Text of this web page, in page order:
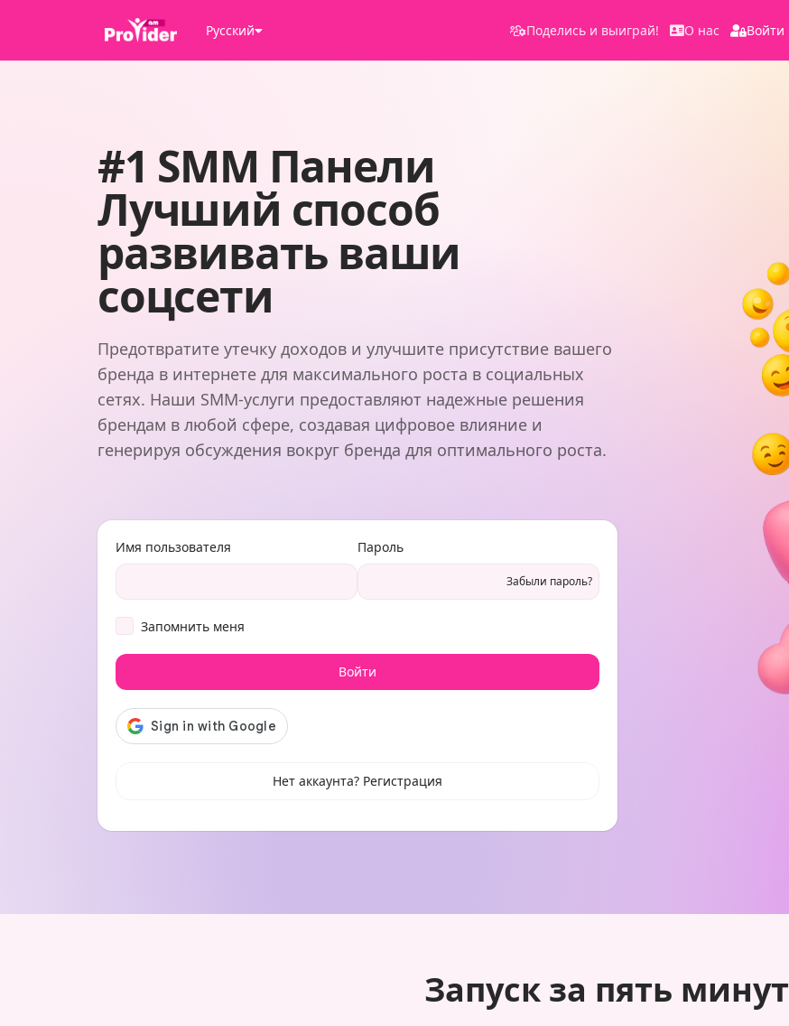
Русский Поделись и выиграй! О нас Войти
#1 SMM Панели
Лучший способ
развивать ваши
соцсети
Предотвратите утечку доходов и улучшите присутствие вашего
бренда в интернете для максимального роста в социальных
сетях. Наши SMM-услуги предоставляют надежные решения
брендам в любой сфере, создавая цифровое влияние и
генерируя обсуждения вокруг бренда для оптимального роста.
Имя пользователя Пароль
Забыли пароль?
Запомнить меня
Войти
Нет аккаунта? Регистрация
Запуск за пять минут